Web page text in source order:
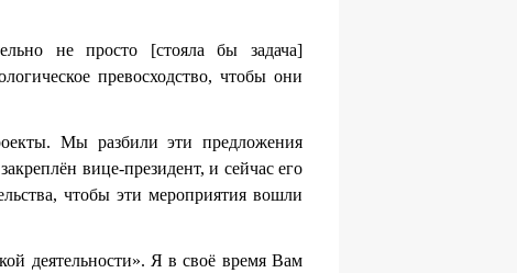
не просто [стояла бы задача]
превосходство, чтобы они
Мы разбили эти предложения
вице-президент, и сейчас его
чтобы эти мероприятия вошли
деятельности». Я в своё время Вам